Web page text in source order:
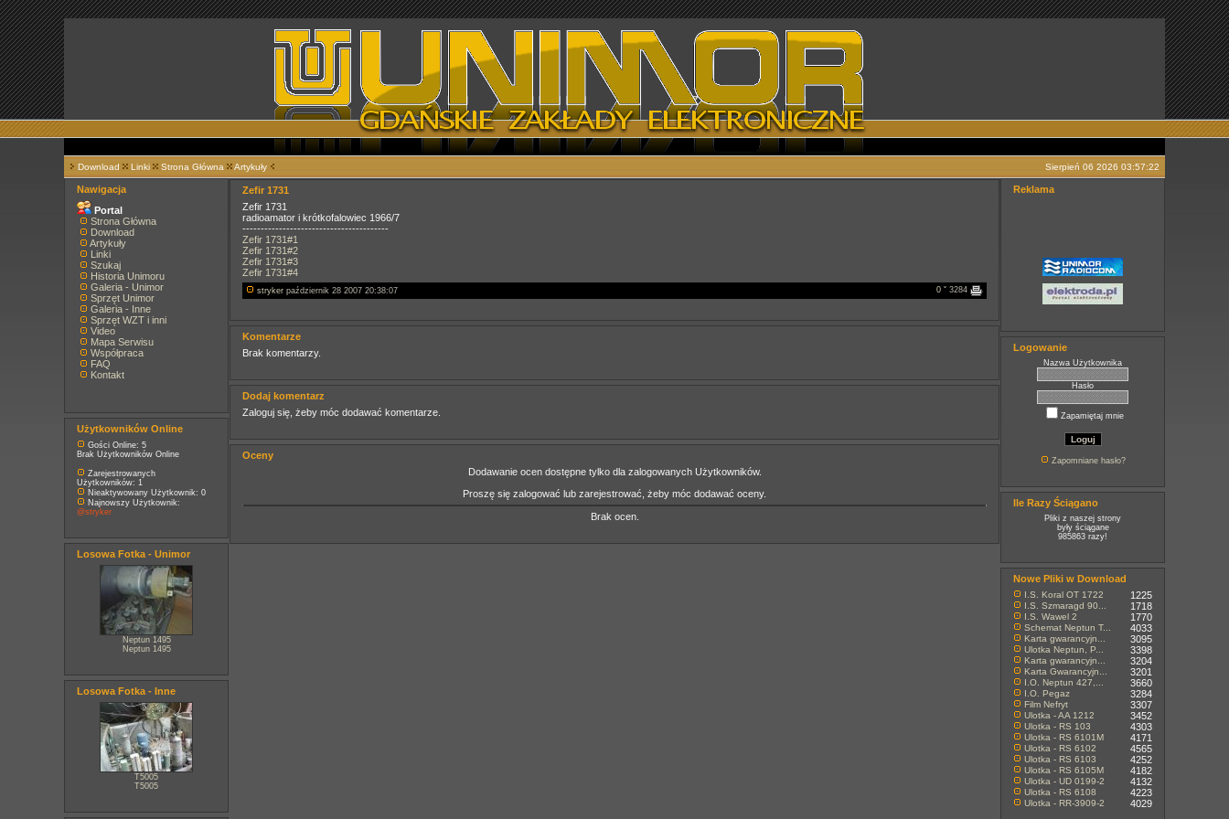
Download Linki Strona Główna Artykuły Sierpień 06 2026 03:57:22
Nawigacja
Portal
Strona Główna
Download
Artykuły
Linki
Szukaj
Historia Unimoru
Galeria - Unimor
Sprzęt Unimor
Galeria - Inne
Sprzęt WZT i inni
Video
Mapa Serwisu
Współpraca
FAQ
Kontakt
Użytkowników Online
Gości Online: 5
Brak Użytkowników Online
Zarejestrowanych
Użytkowników: 1
Nieaktywowany Użytkownik: 0
Najnowszy Użytkownik:
@stryker
Losowa Fotka - Unimor
Neptun 1495
Neptun 1495
Losowa Fotka - Inne
T5005
T5005
Zefir 1731
Zefir 1731
radioamator i krótkofalowiec 1966/7
----------------------------------------
Zefir 1731#1
Zefir 1731#2
Zefir 1731#3
Zefir 1731#4
stryker październik 28 2007 20:38:07 0 ˇ 3284
Komentarze
Brak komentarzy.
Dodaj komentarz
Zaloguj się, żeby móc dodawać komentarze.
Oceny
Dodawanie ocen dostępne tylko dla zalogowanych Użytkowników.
Proszę się zalogować lub zarejestrować, żeby móc dodawać oceny.
Brak ocen.
Reklama
Logowanie
Nazwa Użytkownika
Hasło
Zapamiętaj mnie
Zapomniane hasło?
Ile Razy Ściągano
Pliki z naszej strony
były ściągane
985863 razy!
Nowe Pliki w Download
I.S. Koral OT 1722 1225
I.S. Szmaragd 90... 1718
I.S. Wawel 2 1770
Schemat Neptun T... 4033
Karta gwarancyjn... 3095
Ulotka Neptun, P... 3398
Karta gwarancyjn... 3204
Karta Gwarancyjn... 3201
I.O. Neptun 427,... 3660
I.O. Pegaz 3284
Film Nefryt 3307
Ulotka - AA 1212 3452
Ulotka - RS 103 4303
Ulotka - RS 6101M 4171
Ulotka - RS 6102 4565
Ulotka - RS 6103 4252
Ulotka - RS 6105M 4182
Ulotka - UD 0199-2 4132
Ulotka - RS 6108 4223
Ulotka - RR-3909-2 4029